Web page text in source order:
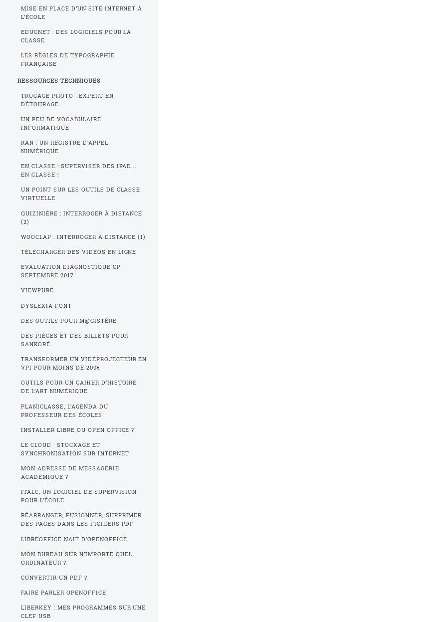
MISE EN PLACE D’UN SITE INTERNET À
L’ÉCOLE
EDUCNET : DES LOGICIELS POUR LA
CLASSE
LES RÈGLES DE TYPOGRAPHIE
FRANÇAISE
RESSOURCES TECHNIQUES
TRUCAGE PHOTO : EXPERT EN
DÉTOURAGE
UN PEU DE VOCABULAIRE
INFORMATIQUE
RAN : UN REGISTRE D’APPEL
NUMÉRIQUE
EN CLASSE : SUPERVISER DES IPAD...
EN CLASSE !
UN POINT SUR LES OUTILS DE CLASSE
VIRTUELLE
QUIZINIÈRE : INTERROGER À DISTANCE
(2)
WOOCLAP : INTERROGER À DISTANCE (1)
TÉLÉCHARGER DES VIDÉOS EN LIGNE
EVALUATION DIAGNOSTIQUE CP
SEPTEMBRE 2017
VIEWPURE
DYSLEXIA FONT
DES OUTILS POUR M@GISTÈRE
DES PIÈCES ET DES BILLETS POUR
SANKORÉ
TRANSFORMER UN VIDÉPROJECTEUR EN
VPI POUR MOINS DE 200€
OUTILS POUR UN CAHIER D’HISTOIRE
DE L’ART NUMÉRIQUE
PLANICLASSE, L’AGENDA DU
PROFESSEUR DES ÉCOLES
INSTALLER LIBRE OU OPEN OFFICE ?
LE CLOUD : STOCKAGE ET
SYNCHRONISATION SUR INTERNET
MON ADRESSE DE MESSAGERIE
ACADÉMIQUE ?
ITALC, UN LOGICIEL DE SUPERVISION
POUR L’ÉCOLE.
RÉARRANGER, FUSIONNER, SUPPRIMER
DES PAGES DANS LES FICHIERS PDF
LIBREOFFICE NAIT D’OPENOFFICE
MON BUREAU SUR N’IMPORTE QUEL
ORDINATEUR ?
CONVERTIR UN PDF ?
FAIRE PARLER OPENOFFICE
LIBERKEY : MES PROGRAMMES SUR UNE
CLEF USB